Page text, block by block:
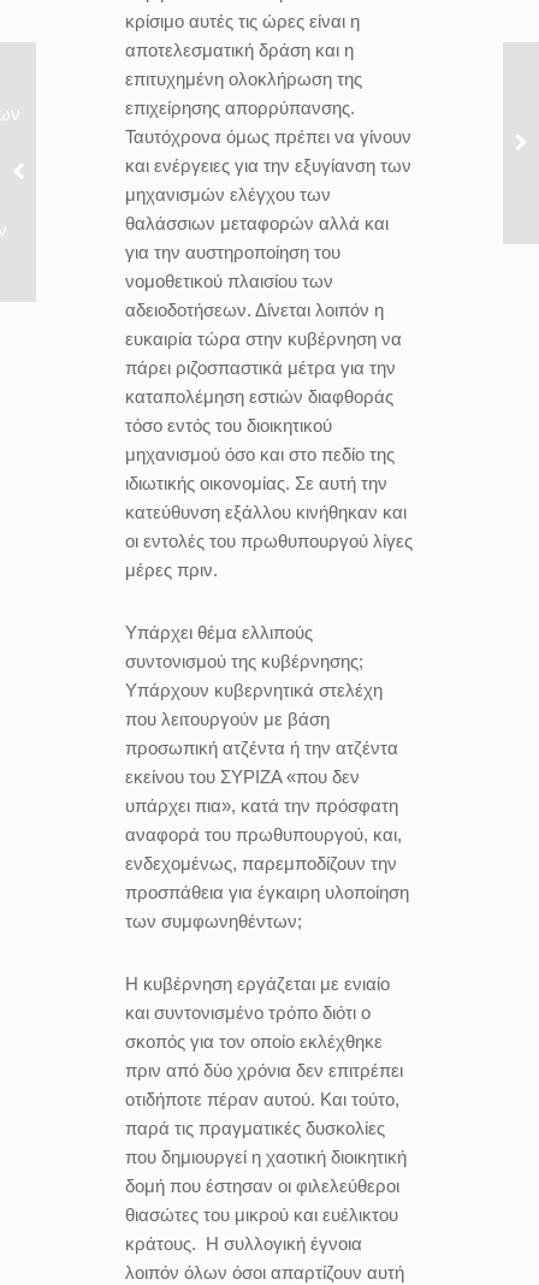
κρίσιμο αυτές τις ώρες είναι η
αποτελεσματική δράση και η
επιτυχημένη ολοκλήρωση της
επιχείρησης απορρύπανσης.
Ταυτόχρονα όμως πρέπει να γίνουν
και ενέργειες για την εξυγίανση των
μηχανισμών ελέγχου των
θαλάσσιων μεταφορών αλλά και
για την αυστηροποίηση του
νομοθετικού πλαισίου των
αδειοδοτήσεων. Δίνεται λοιπόν η
ευκαιρία τώρα στην κυβέρνηση να
πάρει ριζοσπαστικά μέτρα για την
καταπολέμηση εστιών διαφθοράς
τόσο εντός του διοικητικού
μηχανισμού όσο και στο πεδίο της
ιδιωτικής οικονομίας. Σε αυτή την
κατεύθυνση εξάλλου κινήθηκαν και
οι εντολές του πρωθυπουργού λίγες
μέρες πριν.
Υπάρχει θέμα ελλιπούς
συντονισμού της κυβέρνησης;
Υπάρχουν κυβερνητικά στελέχη
που λειτουργούν με βάση
προσωπική ατζέντα ή την ατζέντα
εκείνου του ΣΥΡΙΖΑ «που δεν
υπάρχει πια», κατά την πρόσφατη
αναφορά του πρωθυπουργού, και,
ενδεχομένως, παρεμποδίζουν την
προσπάθεια για έγκαιρη υλοποίηση
των συμφωνηθέντων;
Η κυβέρνηση εργάζεται με ενιαίο
και συντονισμένο τρόπο διότι ο
σκοπός για τον οποίο εκλέχθηκε
πριν από δύο χρόνια δεν επιτρέπει
οτιδήποτε πέραν αυτού. Και τούτο,
παρά τις πραγματικές δυσκολίες
που δημιουργεί η χαοτική διοικητική
δομή που έστησαν οι φιλελεύθεροι
θιασώτες του μικρού και ευέλικτου
κράτους. Η συλλογική έγνοια
λοιπόν όλων όσοι απαρτίζουν αυτή